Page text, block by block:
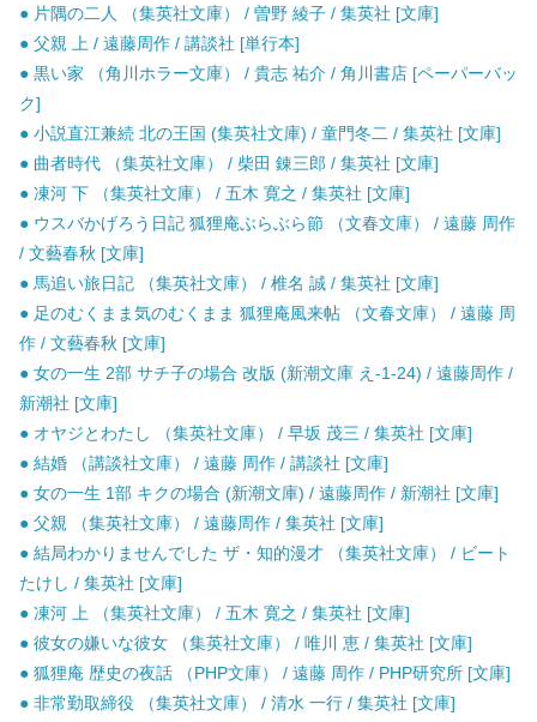
● 片隅の二人 （集英社文庫） / 曽野 綾子 / 集英社 [文庫]
● 父親 上 / 遠藤周作 / 講談社 [単行本]
● 黒い家 （角川ホラー文庫） / 貴志 祐介 / 角川書店 [ペーパーバッ
ク]
● 小説直江兼続 北の王国 (集英社文庫) / 童門冬二 / 集英社 [文庫]
● 曲者時代 （集英社文庫） / 柴田 錬三郎 / 集英社 [文庫]
● 凍河 下 （集英社文庫） / 五木 寛之 / 集英社 [文庫]
● ウスバかげろう日記 狐狸庵ぶらぶら節 （文春文庫） / 遠藤 周作
/ 文藝春秋 [文庫]
● 馬追い旅日記 （集英社文庫） / 椎名 誠 / 集英社 [文庫]
● 足のむくまま気のむくまま 狐狸庵風来帖 （文春文庫） / 遠藤 周
作 / 文藝春秋 [文庫]
● 女の一生 2部 サチ子の場合 改版 (新潮文庫 え-1-24) / 遠藤周作 /
新潮社 [文庫]
● オヤジとわたし （集英社文庫） / 早坂 茂三 / 集英社 [文庫]
● 結婚 （講談社文庫） / 遠藤 周作 / 講談社 [文庫]
● 女の一生 1部 キクの場合 (新潮文庫) / 遠藤周作 / 新潮社 [文庫]
● 父親 （集英社文庫） / 遠藤周作 / 集英社 [文庫]
● 結局わかりませんでした ザ・知的漫才 （集英社文庫） / ビート
たけし / 集英社 [文庫]
● 凍河 上 （集英社文庫） / 五木 寛之 / 集英社 [文庫]
● 彼女の嫌いな彼女 （集英社文庫） / 唯川 恵 / 集英社 [文庫]
● 狐狸庵 歴史の夜話 （PHP文庫） / 遠藤 周作 / PHP研究所 [文庫]
● 非常勤取締役 （集英社文庫） / 清水 一行 / 集英社 [文庫]